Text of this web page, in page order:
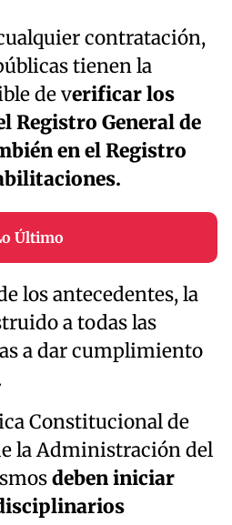
contratación,
tienen la
de verificar los
Registro General de
en el Registro
Último
los antecedentes, la
a todas las
a dar cumplimiento
Constitucional de
la Administración del
deben iniciar